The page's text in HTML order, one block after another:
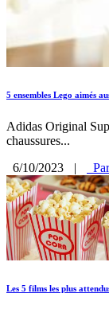
5 ensembles Lego aimés
Adidas Original
chaussures...
6/10/2023
|
Les 5 films les plus